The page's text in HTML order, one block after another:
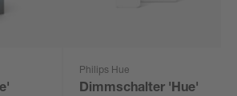
Philips Hue
Dimmschalter 'Hue'